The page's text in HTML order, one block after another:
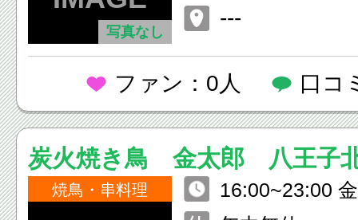
写真なし
---
ファン：0人 口コ
炭火焼き鳥 金太郎 八王子
焼鳥・串料理
16:00~23:00 金・土・日 15: